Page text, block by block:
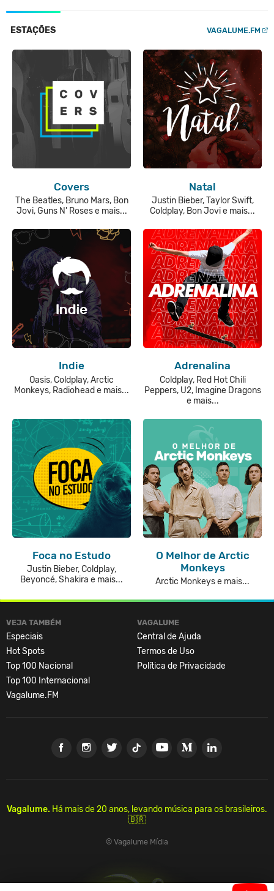
ESTAÇÕES VAGALUME.FM
Covers
The Beatles, Bruno Mars, Bon
Jovi, Guns N' Roses e mais...
Natal
Justin Bieber, Taylor Swift,
Coldplay, Bon Jovi e mais...
Indie
Oasis, Coldplay, Arctic
Monkeys, Radiohead e mais...
Adrenalina
Coldplay, Red Hot Chili
Peppers, U2, Imagine Dragons
e mais...
Foca no Estudo
Justin Bieber, Coldplay,
Beyoncé, Shakira e mais...
O Melhor de Arctic
Monkeys
Arctic Monkeys e mais...
VEJA TAMBÉM
Especiais
Hot Spots
Top 100 Nacional
Top 100 Internacional
Vagalume.FM
VAGALUME
Central de Ajuda
Termos de Uso
Política de Privacidade
Vagalume. Há mais de 20 anos, levando música para os brasileiros.
🇧🇷
© Vagalume Mídia